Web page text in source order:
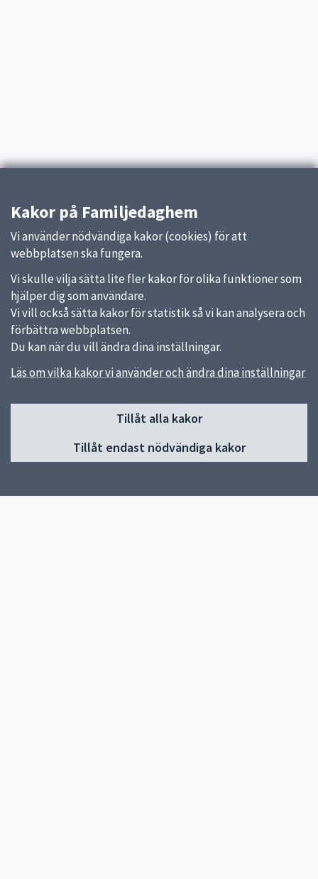
Kakor på Familjedaghem
Vi använder nödvändiga kakor (cookies) för att
webbplatsen ska fungera.
Vi skulle vilja sätta lite fler kakor för olika funktioner som
hjälper dig som användare.
Vi vill också sätta kakor för statistik så vi kan analysera och
förbättra webbplatsen.
Du kan när du vill ändra dina inställningar.
Läs om vilka kakor vi använder och ändra dina inställningar
Tillåt alla kakor
Tillåt endast nödvändiga kakor